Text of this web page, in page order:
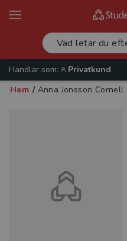
Handlar som:
Privatkund
Hem / Anna Jonsson Cornell